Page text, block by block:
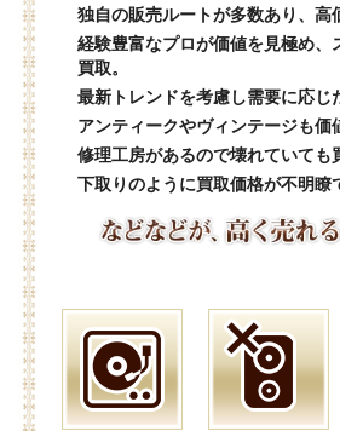
独自の販売ルートが多数あり、高
経験豊富なプロが価値を見極め、
買取。
最新トレンドを考慮し需要に応じ
アンティークやヴィンテージも価
修理工房があるので壊れていても
下取りのように買取価格が不明瞭